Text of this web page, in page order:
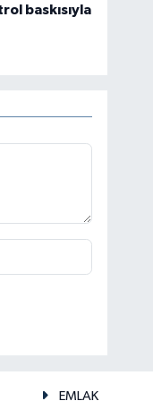
baskısıyla
EMLAK